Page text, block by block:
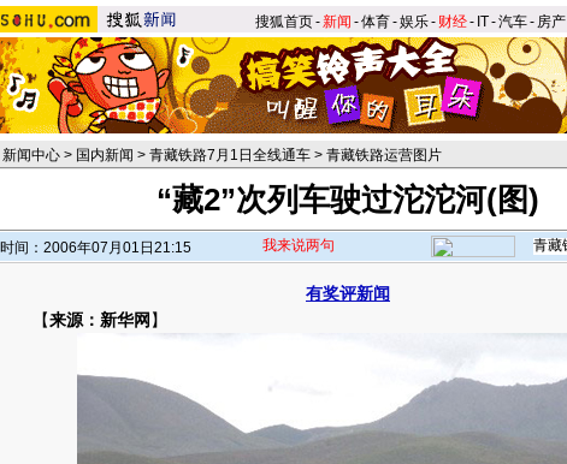
搜狐首页-新闻 -体育-娱乐- 财经- IT-汽车- 房产
新闻中心 > 国内新闻 > 青藏铁路7月1日全线通车 > 青藏铁路运营图片
“藏2”次列车驶过沱沱河(图)
时间：2006年07月01日21:15 我来说两句
有奖评新闻
【来源：新华网 】